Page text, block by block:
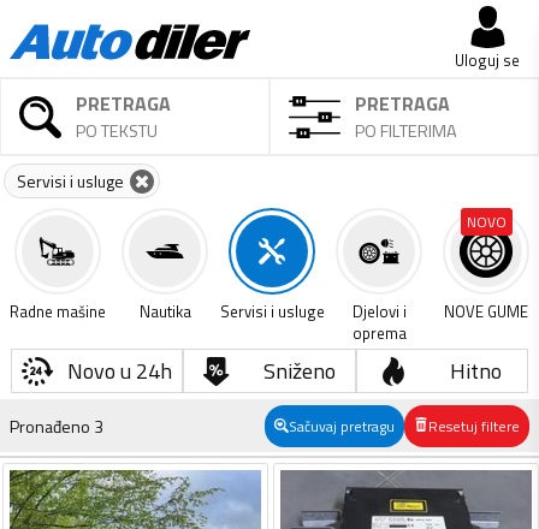
Uloguj se
PRETRAGA
PO TEKSTU
PRETRAGA
PO FILTERIMA
Servisi i usluge
Radne mašine Nautika Servisi i usluge
Djelovi i
oprema
NOVO
NOVE GUME
Novo u 24h Sniženo Hitno
Pronađeno 3 Sačuvaj pretragu Resetuj filtere